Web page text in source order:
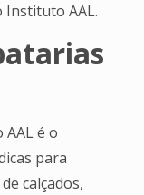
Instituto AAL.
é o
para
calçados,